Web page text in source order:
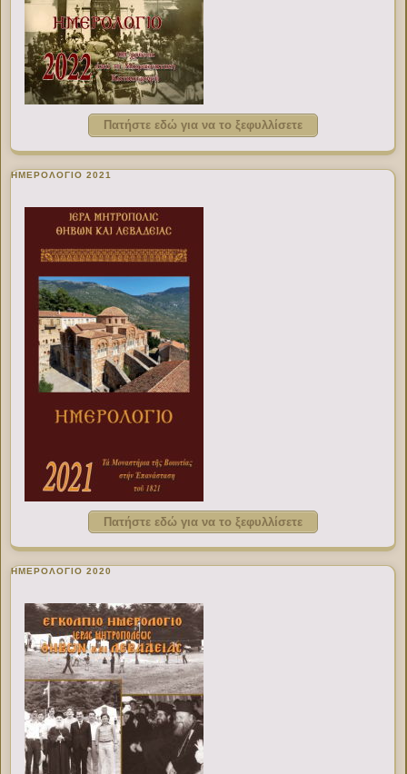
Πατήστε εδώ για να το ξεφυλλίσετε
ΗΜΕΡΟΛΟΓΙΟ 2021
Πατήστε εδώ για να το ξεφυλλίσετε
ΗΜΕΡΟΛΟΓΙΟ 2020